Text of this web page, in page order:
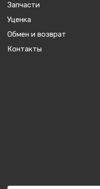
Запчасти
Уценка
Обмен и возврат
Контакты